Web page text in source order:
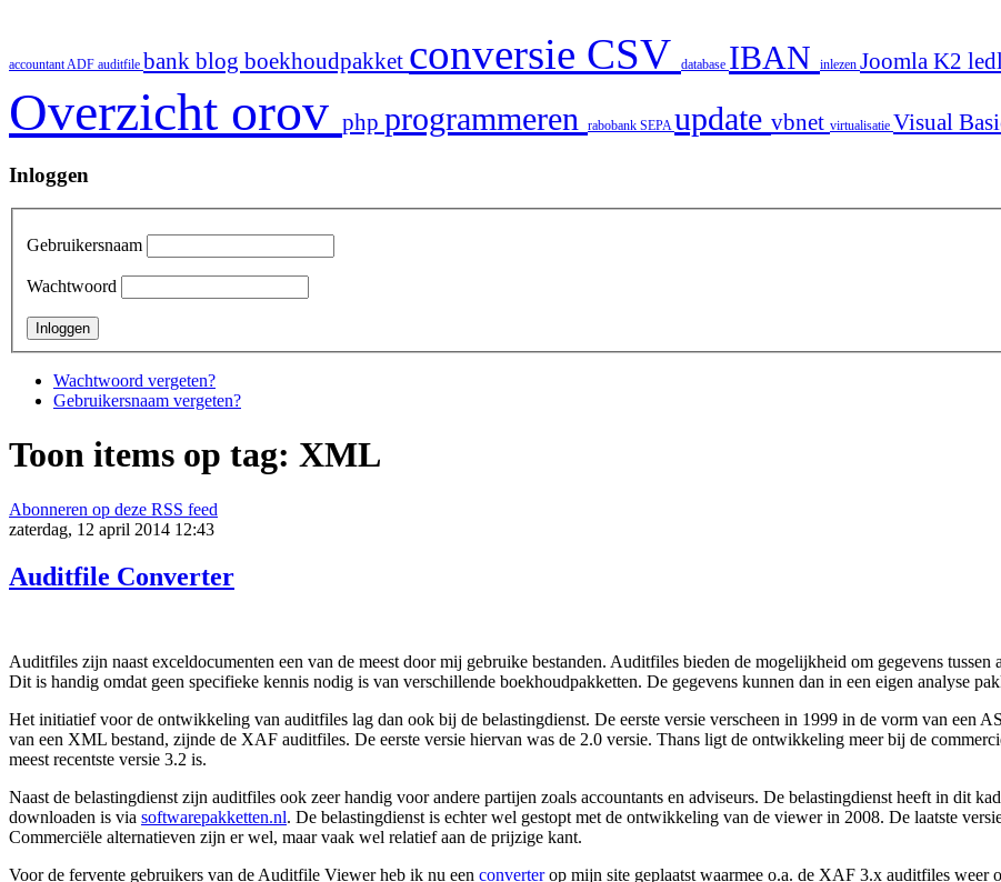
accountantADF auditfile bank blog boekhoudpakket conversie CSV database IBAN inlezen Joomla K2
Overzicht orov php programmeren rabobank SEPAupdate vbnet virtualisatie Visual
Inloggen
Gebruikersnaam
Wachtwoord
Wachtwoord vergeten?
Gebruikersnaam vergeten?
Toon items op tag: XML
Abonneren op deze RSS feed
zaterdag, 12 april 2014 12:43
Auditfile Converter
Auditfiles zijn naast exceldocumenten een van de meest door mij gebruike bestanden. Auditfiles bieden de mogelijkheid om gegevens
Dit is handig omdat geen specifieke kennis nodig is van verschillende boekhoudpakketten. De gegevens kunnen dan in een eigen analyse
Het initiatief voor de ontwikkeling van auditfiles lag dan ook bij de belastingdienst. De eerste versie verscheen in 1999 in de vorm van een
van een XML bestand, zijnde de XAF auditfiles. De eerste versie hiervan was de 2.0 versie. Thans ligt de ontwikkeling meer bij de
meest recentste versie 3.2 is.
Naast de belastingdienst zijn auditfiles ook zeer handig voor andere partijen zoals accountants en adviseurs. De belastingdienst heeft in dit
downloaden is via softwarepakketten.nl. De belastingdienst is echter wel gestopt met de ontwikkeling van de viewer in 2008. De laatste
Commerciële alternatieven zijn er wel, maar vaak wel relatief aan de prijzige kant.
Voor de fervente gebruikers van de Auditfile Viewer heb ik nu een converterop mijn site geplaatst waarmee o.a. de XAF 3.x auditfiles